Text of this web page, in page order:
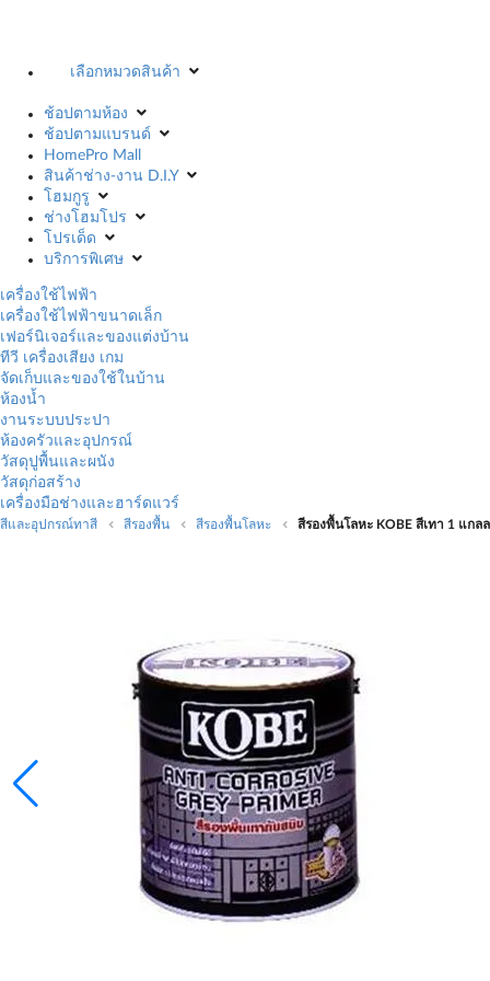
เลือกหมวดสินค้า
ช้อปตามห้อง
ช้อปตามแบรนด์
HomePro Mall
สินค้าช่าง-งาน D.I.Y
โฮมกูรู
ช่างโฮมโปร
โปรเด็ด
บริการพิเศษ
เครื่องใช้ไฟฟ้า
เครื่องใช้ไฟฟ้าขนาดเล็ก
เฟอร์นิเจอร์และของแต่งบ้าน
ทีวี เครื่องเสียง เกม
จัดเก็บและของใช้ในบ้าน
ห้องน้ำ
งานระบบประปา
ห้องครัวและอุปกรณ์
วัสดุปูพื้นและผนัง
วัสดุก่อสร้าง
เครื่องมือช่างและฮาร์ดแวร์
สีและอุปกรณ์ทาสี สีรองพื้น สีรองพื้นโลหะ สีรองพื้นโลหะ KOBE สีเทา 1 แกล